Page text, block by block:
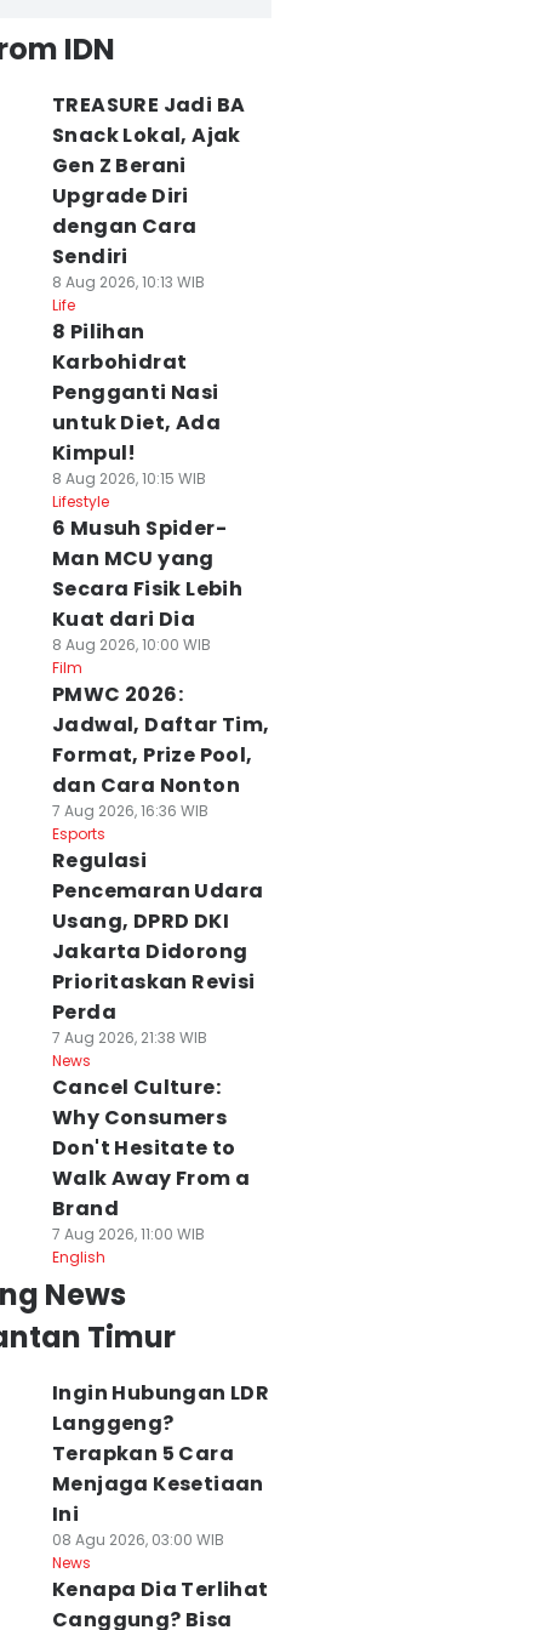
IDN
TREASURE Jadi BA
Snack Lokal, Ajak
Gen Z Berani
Upgrade Diri
dengan Cara
Sendiri
8 Aug 2026, 10:13 WIB
Life
8 Pilihan
Karbohidrat
Pengganti Nasi
untuk Diet, Ada
Kimpul!
8 Aug 2026, 10:15 WIB
Lifestyle
6 Musuh Spider-
Man MCU yang
Secara Fisik Lebih
Kuat dari Dia
8 Aug 2026, 10:00 WIB
Film
PMWC 2026:
Jadwal, Daftar Tim,
Format, Prize Pool,
dan Cara Nonton
7 Aug 2026, 16:36 WIB
Esports
Regulasi
Pencemaran Udara
Usang, DPRD DKI
Jakarta Didorong
Prioritaskan Revisi
Perda
7 Aug 2026, 21:38 WIB
News
Cancel Culture:
Why Consumers
Don't Hesitate to
Walk Away From a
Brand
7 Aug 2026, 11:00 WIB
English
News
Timur
Ingin Hubungan LDR
Langgeng?
Terapkan 5 Cara
Menjaga Kesetiaan
Ini
08 Agu 2026, 03:00 WIB
News
Kenapa Dia Terlihat
Canggung? Bisa